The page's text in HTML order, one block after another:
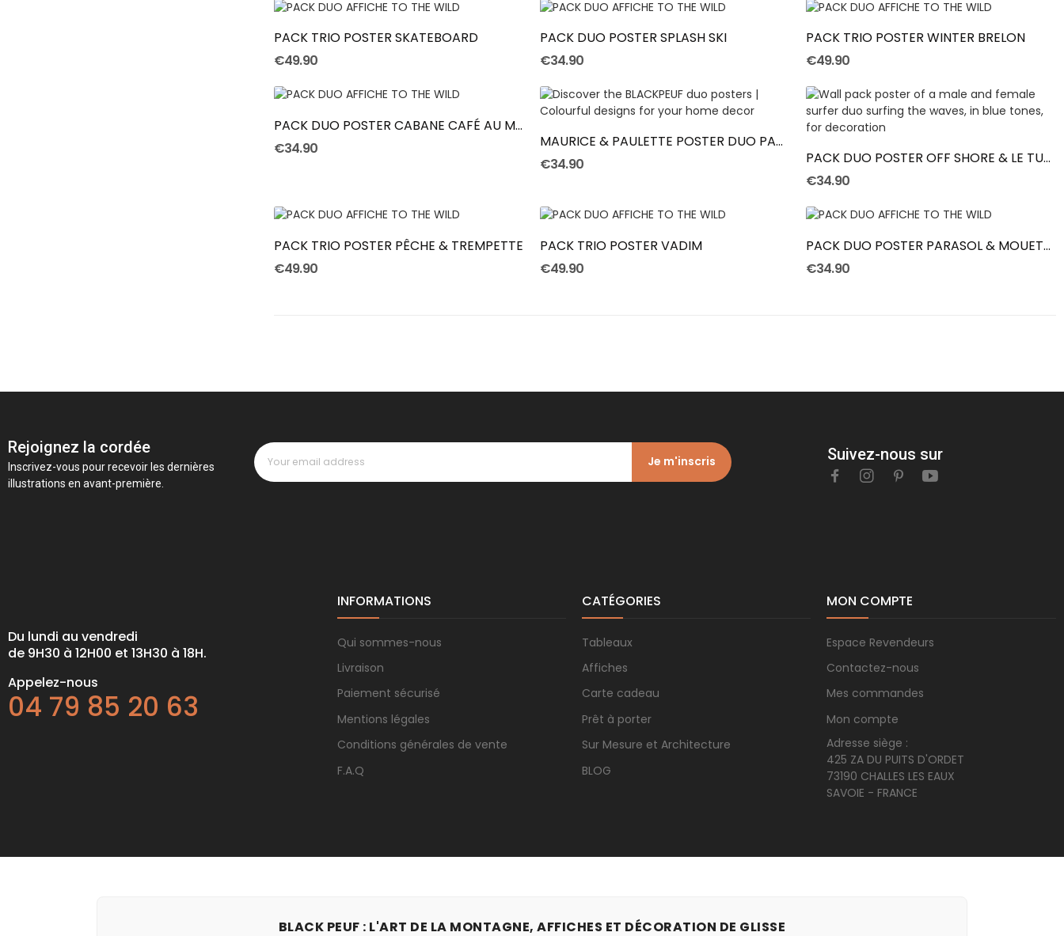
PACK TRIO POSTER SKATEBOARD
€49.90
PACK DUO POSTER SPLASH SKI
€34.90
PACK TRIO POSTER WINTER BRELON
€49.90
PACK DUO POSTER CABANE CAFÉ AU MILIEU DES BOIS
€34.90
Add To Cart
MAURICE & PAULETTE POSTER DUO PACK
€34.90
Add To Cart
PACK DUO POSTER OFF SHORE & LE TUBE
€34.90
PACK TRIO POSTER PÊCHE & TREMPETTE
€49.90
PACK TRIO POSTER VADIM
€49.90
PACK DUO POSTER PARASOL & MOUETTE
€34.90
Rejoignez la cordée
Inscrivez-vous pour recevoir les dernières
illustrations en avant-première.
Je m'inscris Suivez-nous sur
Du lundi au vendredi
de 9H30 à 12H00 et 13H30 à 18H.
Appelez-nous
04 79 85 20 63
INFORMATIONS
Qui sommes-nous
Livraison
Paiement sécurisé
Mentions légales
Conditions générales de vente
F.A.Q
CATÉGORIES
Tableaux
Affiches
Carte cadeau
Prêt à porter
Sur Mesure et Architecture
BLOG
MON COMPTE
Espace Revendeurs
Contactez-nous
Mes commandes
Mon compte
Adresse siège :
425 ZA DU PUITS D'ORDET
73190 CHALLES LES EAUX
SAVOIE - FRANCE
BLACK PEUF : L'ART DE LA MONTAGNE, AFFICHES ET DÉCORATION DE GLISSE